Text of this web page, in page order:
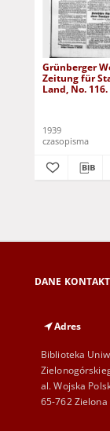
Grünberger
Zeitung für
Land, No.
1939
czasopisma
DANE
Adres
Biblioteka
al. Wojska
65-762 Zielona